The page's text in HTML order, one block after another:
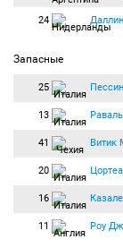
24
Запасные
25
13
41 Витик
20
16
11 Роу